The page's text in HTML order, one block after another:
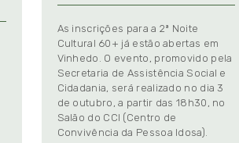
As inscrições para a 2ª Noite
Cultural 60+ já estão abertas em
Vinhedo. O evento, promovido pela
Secretaria de Assistência Social e
Cidadania, será realizado no dia 3
de outubro, a partir das 18h30, no
Salão do CCI (Centro de
Convivência da Pessoa Idosa).